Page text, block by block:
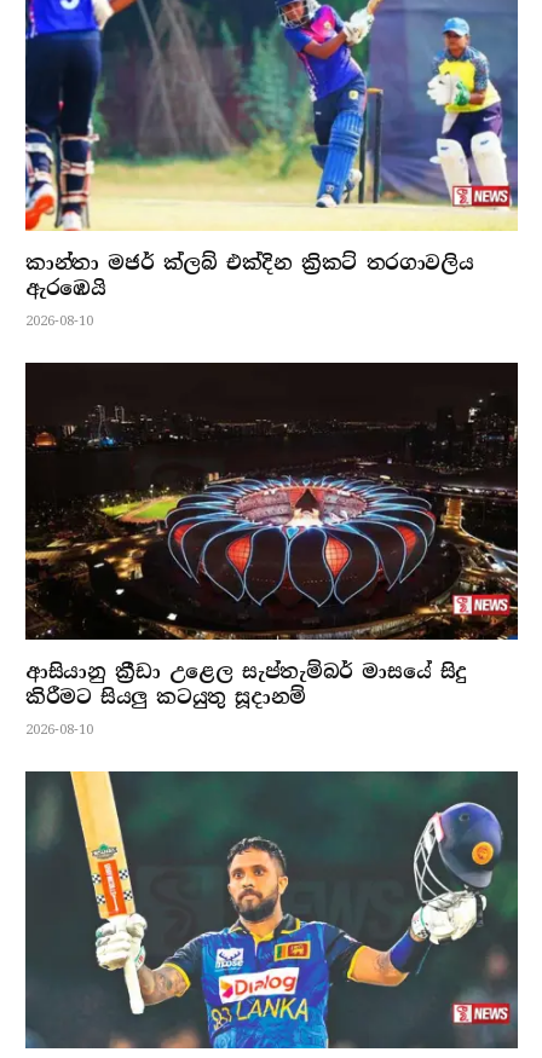
කාන්තා මජර් ක්ලබ් එක්දින ක්‍රිකට් තරගාවලිය
ඇරඹෙයි
2026-08-10
ආසියානු ක්‍රීඩා උළෙල සැප්තැම්බර් මාසයේ සිදු
කිරීමට සියලු කටයුතු සූදානම්
2026-08-10